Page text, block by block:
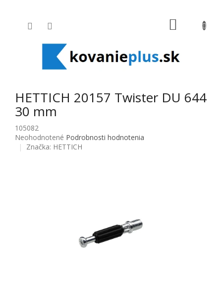
HETTICH 20157 Twister DU 644
30 mm
105082
Priemerné hodnotenie produktu je 0,0 z 5 hviezdičiek.
Neohodnotené Podrobnosti hodnotenia
Značka: HETTICH